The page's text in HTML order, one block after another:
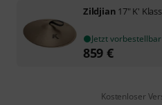
Zildjian 17" K'
Jetzt vorbestellbar
859 €
Kostenloser